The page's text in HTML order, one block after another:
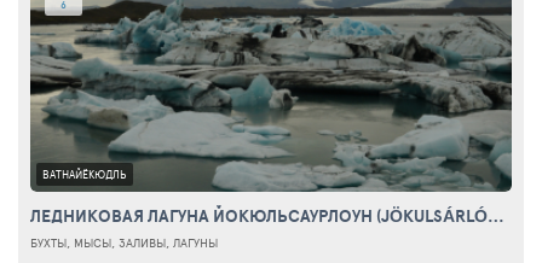
6
ВАТНАЙЁКЮДЛЬ
ЛЕДНИКОВАЯ ЛАГУНА ЙОКЮЛЬСАУРЛОУН (JÖKULSÁRLÓN FLOATING ICEBERGS)
БУХТЫ, МЫСЫ, ЗАЛИВЫ, ЛАГУНЫ